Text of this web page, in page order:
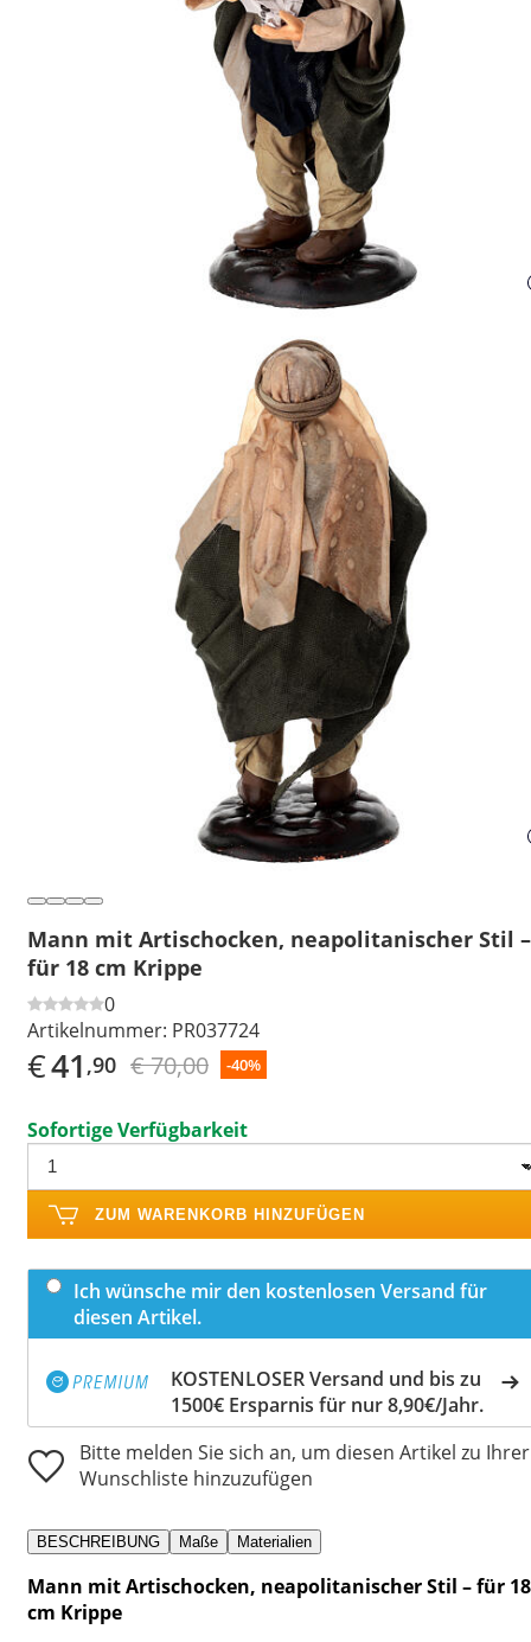
Mann mit Artischocken, neapolitanischer Stil –
für 18 cm Krippe
0
Artikelnummer: PR037724
€41 ,90 € 70,00 -40%
Sofortige Verfügbarkeit
ZUM WARENKORB HINZUFÜGEN
Ich wünsche mir den kostenlosen Versand für
diesen Artikel.
KOSTENLOSER Versand und bis zu
1500€ Ersparnis für nur 8,90€/Jahr.
Bitte melden Sie sich an, um diesen Artikel zu Ihrer
Wunschliste hinzuzufügen
BESCHREIBUNG Maße Materialien
Mann mit Artischocken, neapolitanischer Stil – für 18
cm Krippe